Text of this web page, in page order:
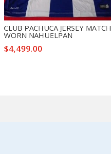
CLUB PACHUCA JERSEY MATCH
WORN NAHUELPAN
$4,499.00